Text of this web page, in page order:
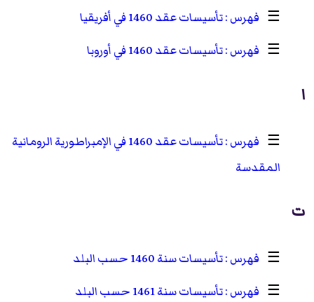
☰
تأسيسات عقد 1460 في أفريقيا
☰
تأسيسات عقد 1460 في أوروبا
ا
☰
تأسيسات عقد 1460 في الإمبراطورية الرومانية
المقدسة
ت
☰
تأسيسات سنة 1460 حسب البلد
☰
تأسيسات سنة 1461 حسب البلد